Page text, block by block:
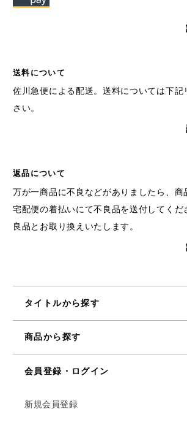
送料について
佐川急便による配送。送料については下記
さい。
返品について
万が一商品に不良などがありましたら、商
宅配便の着払いにて不良品を送付してくだ
良品とお取り換えいたします。
タイトルから探す
商品から探す
会員登録・ログイン
新規会員登録